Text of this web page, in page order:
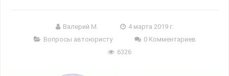
Валерий М.
4 марта 2019 г.
Вопросы автоюристу
0 Комментариев
6326